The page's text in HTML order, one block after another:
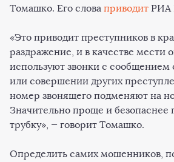
Томашко. Его слова приводит РИА
«Это приводит преступников в
раздражение, и в качестве мести
используют звонки с
или совершении других
номер звонящего подменяют на
Значительно проще и безопаснее
трубку», — говорит Томашко.
Определить самих мошенников,